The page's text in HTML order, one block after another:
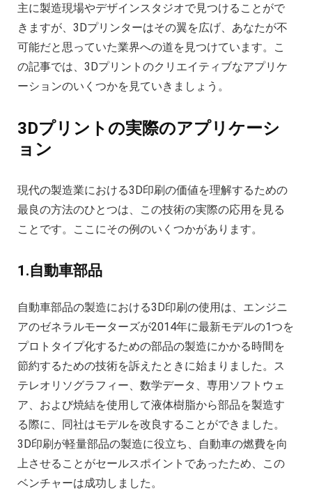
主に製造現場やデザインスタジオで見つけることがで
きますが、3Dプリンターはその翼を広げ、あなたが不
可能だと思っていた業界への道を見つけています。こ
の記事では、3Dプリントのクリエイティブなアプリケ
ーションのいくつかを見ていきましょう。
3Dプリントの実際のアプリケーシ
ョン
現代の製造業における3D印刷の価値を理解するための
最良の方法のひとつは、この技術の実際の応用を見る
ことです。ここにその例のいくつかがあります。
1.自動車部品
自動車部品の製造における3D印刷の使用は、エンジニ
アのゼネラルモーターズが2014年に最新モデルの1つを
プロトタイプ化するための部品の製造にかかる時間を
節約するための技術を訴えたときに始まりました。ス
テレオリソグラフィー、数学データ、専用ソフトウェ
ア、および焼結を使用して液体樹脂から部品を製造す
る際に、同社はモデルを改良することができました。
3D印刷が軽量部品の製造に役立ち、自動車の燃費を向
上させることがセールスポイントであったため、この
ベンチャーは成功しました。